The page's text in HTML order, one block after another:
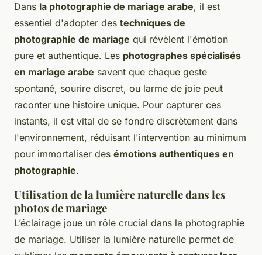
Dans la photographie de mariage arabe, il est
essentiel d'adopter des techniques de
photographie de mariage qui révèlent l'émotion
pure et authentique. Les photographes spécialisés
en mariage arabe savent que chaque geste
spontané, sourire discret, ou larme de joie peut
raconter une histoire unique. Pour capturer ces
instants, il est vital de se fondre discrètement dans
l'environnement, réduisant l'intervention au minimum
pour immortaliser des émotions authentiques en
photographie.
Utilisation de la lumière naturelle dans les
photos de mariage
L’éclairage joue un rôle crucial dans la photographie
de mariage. Utiliser la lumière naturelle permet de